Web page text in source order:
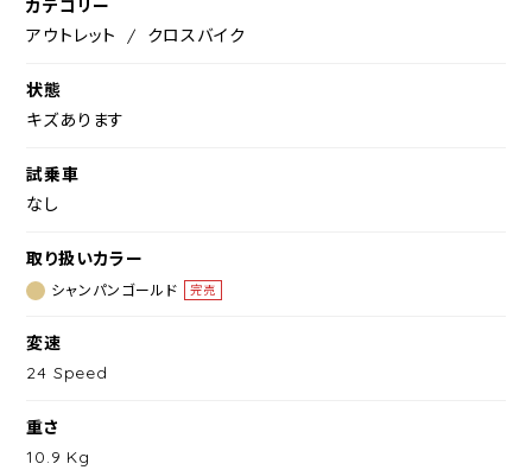
カテゴリー
アウトレット
クロスバイク
状態
キズあります
試乗車
なし
取り扱いカラー
シャンパンゴールド 完売
変速
24 Speed
重さ
10.9 Kg